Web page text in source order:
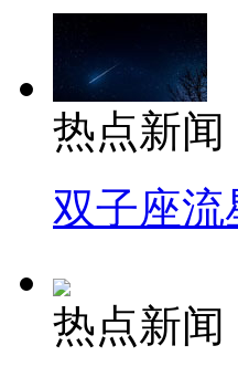
热点新闻
双子座流
热点新闻